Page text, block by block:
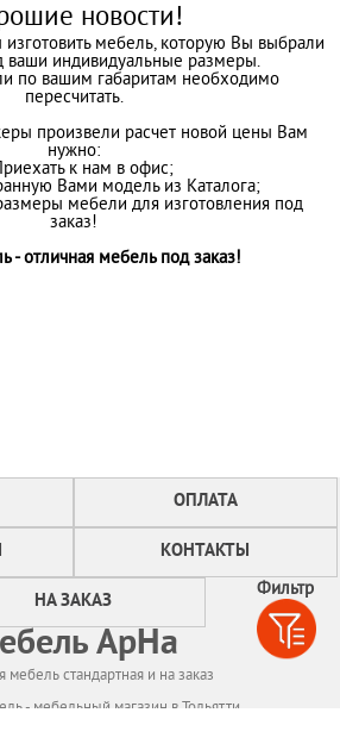
Фильтр
новости!
мебель, которую Вы выбрали
ваши индивидуальные размеры.
по вашим габаритам необходимо
пересчитать.
произвели расчет новой цены Вам
нужно:
к нам в офис;
Вами модель из Каталога;
мебели для изготовления под
заказ!
- отличная мебель под заказ!
ОПЛАТА
КОНТАКТЫ
НА ЗАКАЗ
АрНа
мебель стандартная и на заказ
- мебельный магазин в Тольятти